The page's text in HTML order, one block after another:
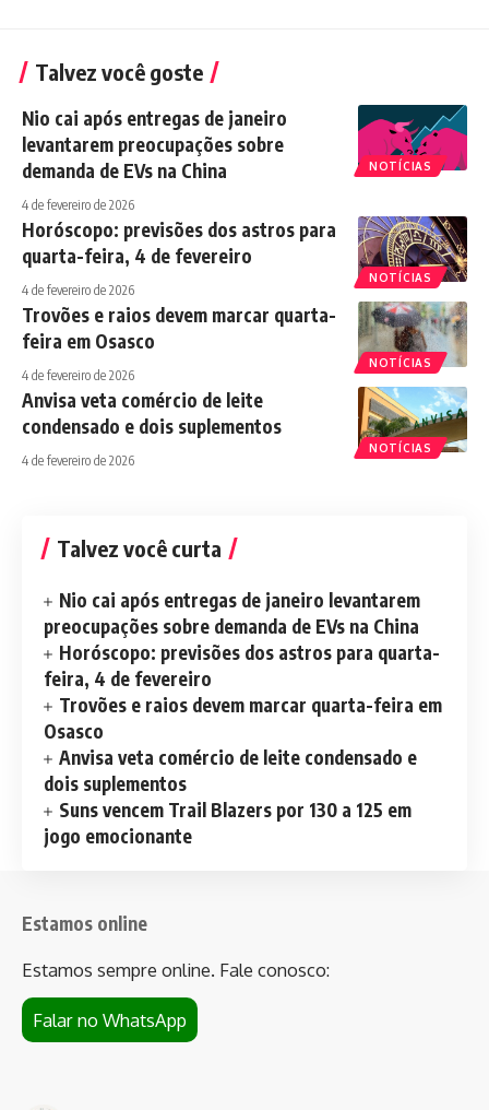
Talvez você goste
NOTÍCIAS
Nio cai após entregas de janeiro
levantarem preocupações sobre
demanda de EVs na China
4 de fevereiro de 2026
NOTÍCIAS
Horóscopo: previsões dos astros para
quarta-feira, 4 de fevereiro
4 de fevereiro de 2026
NOTÍCIAS
Trovões e raios devem marcar quarta-
feira em Osasco
4 de fevereiro de 2026
NOTÍCIAS
Anvisa veta comércio de leite
condensado e dois suplementos
4 de fevereiro de 2026
Talvez você curta
Nio cai após entregas de janeiro levantarem
preocupações sobre demanda de EVs na China
Horóscopo: previsões dos astros para quarta-
feira, 4 de fevereiro
Trovões e raios devem marcar quarta-feira em
Osasco
Anvisa veta comércio de leite condensado e
dois suplementos
Suns vencem Trail Blazers por 130 a 125 em
jogo emocionante
Estamos online
Estamos sempre online. Fale conosco:
Falar no WhatsApp